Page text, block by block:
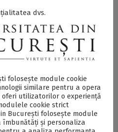
2021”.
nect și
acesta
de
a UB
„prezent”
Noaptea
dvs.
folosește module cookie
similare pentru a opera
utilizatorilor o experiență
cookie strict
București folosește module
și personaliza